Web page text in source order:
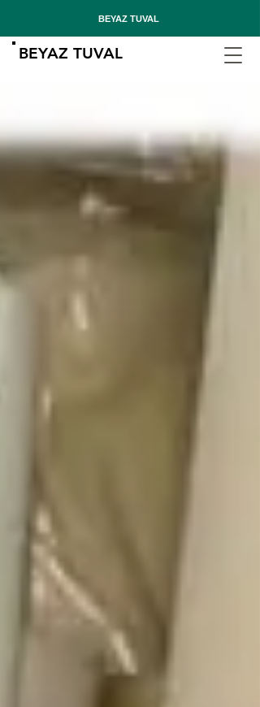
BEYAZ TUVAL
BEYAZ TUVAL